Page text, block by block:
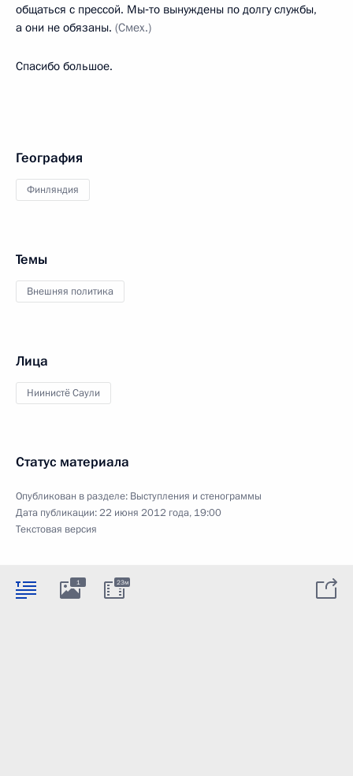
общаться с прессой. Мы‑то вынуждены по долгу службы,
а они не обязаны. (Смех.)
Спасибо большое.
География
Финляндия
Темы
Внешняя политика
Лица
Ниинистё Саули
Статус материала
Опубликован в разделе: Выступления и стенограммы
Дата публикации:22 июня 2012 года, 19:00
Текстовая версия
1 23м